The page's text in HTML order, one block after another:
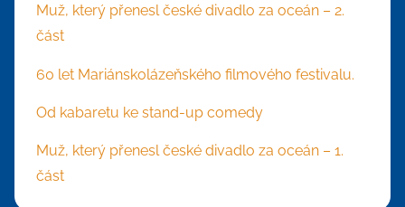
Muž, který přenesl české divadlo za oceán – 2.
část
60 let Mariánskolázeňského filmového festivalu.
Od kabaretu ke stand-up comedy
Muž, který přenesl české divadlo za oceán – 1.
část